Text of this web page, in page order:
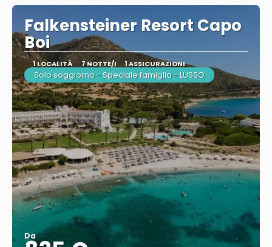
Falkensteiner Resort Capo
Boi
1 LOCALITÀ 7 NOTTE/I 1 ASSICURAZIONI
Solo soggiorno - Speciale famiglia - LUSSO
Da